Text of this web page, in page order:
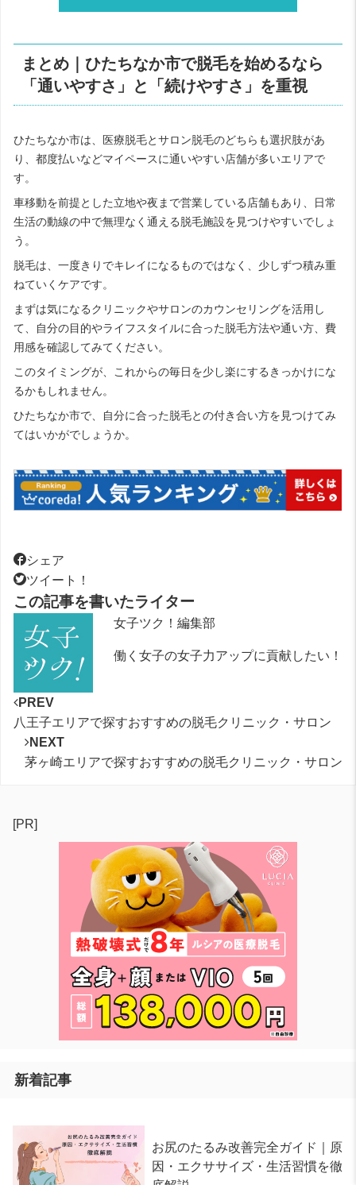
まとめ｜ひたちなか市で脱毛を始めるなら
「通いやすさ」と「続けやすさ」を重視
ひたちなか市は、医療脱毛とサロン脱毛のどちらも選択肢があ
り、都度払いなどマイペースに通いやすい店舗が多いエリアで
す。
車移動を前提とした立地や夜まで営業している店舗もあり、日常
生活の動線の中で無理なく通える脱毛施設を見つけやすいでしょ
う。
脱毛は、一度きりでキレイになるものではなく、少しずつ積み重
ねていくケアです。
まずは気になるクリニックやサロンのカウンセリングを活用し
て、自分の目的やライフスタイルに合った脱毛方法や通い方、費
用感を確認してみてください。
このタイミングが、これからの毎日を少し楽にするきっかけにな
るかもしれません。
ひたちなか市で、自分に合った脱毛との付き合い方を見つけてみ
てはいかがでしょうか。
シェア
ツイート！
この記事を書いたライター
女子ツク！編集部
働く女子の女子力アップに貢献したい！
PREV
八王子エリアで探すおすすめの脱毛クリニック・サロン
NEXT
茅ヶ崎エリアで探すおすすめの脱毛クリニック・サロン
[PR]
新着記事
お尻のたるみ改善完全ガイド｜原
因・エクササイズ・生活習慣を徹